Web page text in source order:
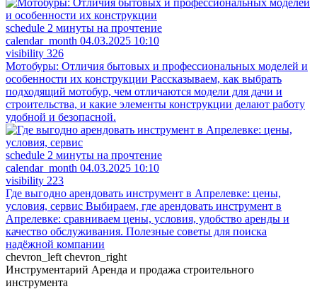
schedule 2 минуты на прочтение
calendar_month 04.03.2025 10:10
visibility 326
Мотобуры: Отличия бытовых и профессиональных моделей и
особенности их конструкции Рассказываем, как выбрать
подходящий мотобур, чем отличаются модели для дачи и
строительства, и какие элементы конструкции делают работу
удобной и безопасной.
schedule 2 минуты на прочтение
calendar_month 04.03.2025 10:10
visibility 223
Где выгодно арендовать инструмент в Апрелевке: цены,
условия, сервис Выбираем, где арендовать инструмент в
Апрелевке: сравниваем цены, условия, удобство аренды и
качество обслуживания. Полезные советы для поиска
надёжной компании
chevron_left chevron_right
Инструментарий Аренда и продажа строительного
инструмента